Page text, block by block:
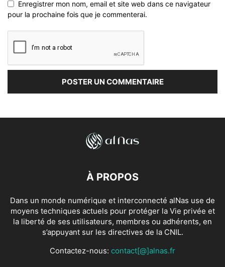
Enregistrer mon nom, email et site web dans ce navigateur
pour la prochaine fois que je commenterai.
À PROPOS
Dans un monde numérique et interconnecté alNas use de
moyens techniques actuels pour protéger la Vie privée et
la liberté de ses utilisateurs, membres ou adhérents, en
s’appuyant sur les directives de la CNIL.
Contactez-nous: contact[@]alnas.fr